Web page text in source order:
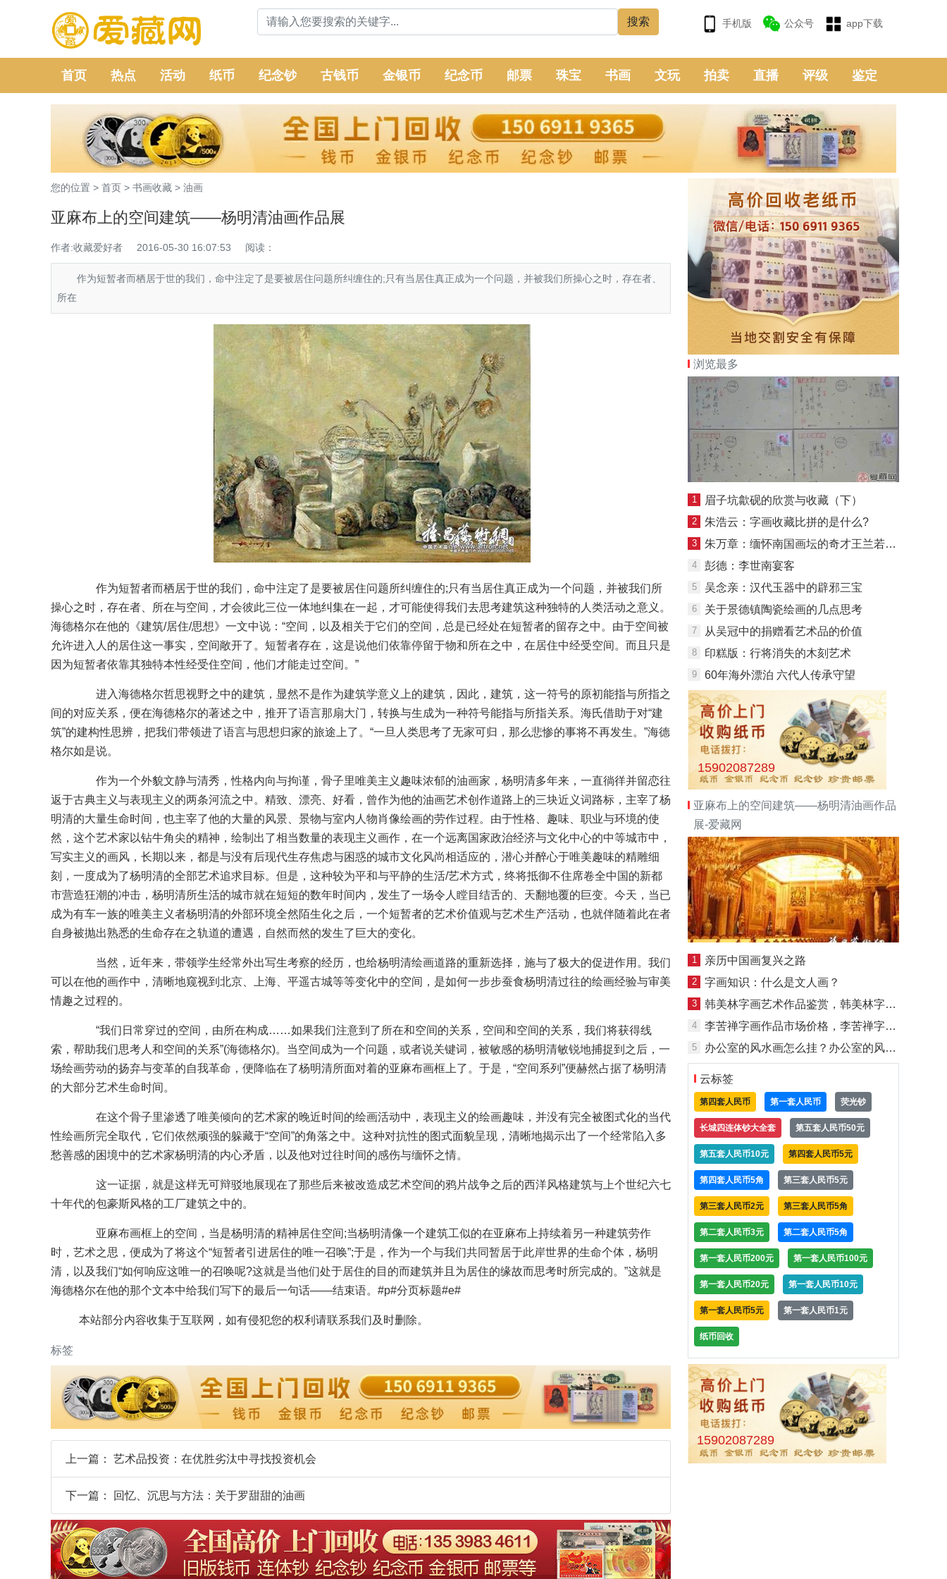
手机版 公众号 app下载
首页 热点 活动 纸币 纪念钞 古钱币 金银币 纪念币 邮票 珠宝 书画 文玩 拍卖 直播 评级 鉴定
您的位置 > 首页 > 书画收藏 > 油画
亚麻布上的空间建筑——杨明清油画作品展
作者:收藏爱好者 2016-05-30 16:07:53 阅读：
作为短暂者而栖居于世的我们，命中注定了是要被居住问题所纠缠住的;只有当居住真正成为一个问题，并被我们所操心之时，存在者、
所在
作为短暂者而栖居于世的我们，命中注定了是要被居住问题所纠缠住的;只有当居住真正成为一个问题，并被我们所
操心之时，存在者、所在与空间，才会彼此三位一体地纠集在一起，才可能使得我们去思考建筑这种独特的人类活动之意义。
海德格尔在他的《建筑/居住/思想》一文中说：“空间，以及相关于它们的空间，总是已经处在短暂者的留存之中。由于空间被
允许进入人的居住这一事实，空间敞开了。短暂者存在，这是说他们依靠停留于物和所在之中，在居住中经受空间。而且只是
因为短暂者依靠其独特本性经受住空间，他们才能走过空间。”
进入海德格尔哲思视野之中的建筑，显然不是作为建筑学意义上的建筑，因此，建筑，这一符号的原初能指与所指之
间的对应关系，便在海德格尔的著述之中，推开了语言那扇大门，转换与生成为一种符号能指与所指关系。海氏借助于对“建
筑”的建构性思辨，把我们带领进了语言与思想归家的旅途上了。“一旦人类思考了无家可归，那么悲惨的事将不再发生。”海德
格尔如是说。
作为一个外貌文静与清秀，性格内向与拘谨，骨子里唯美主义趣味浓郁的油画家，杨明清多年来，一直徜徉并留恋往
返于古典主义与表现主义的两条河流之中。精致、漂亮、好看，曾作为他的油画艺术创作道路上的三块近义词路标，主宰了杨
明清的大量生命时间，也主宰了他的大量的风景、景物与室内人物肖像绘画的劳作过程。由于性格、趣味、职业与环境的使
然，这个艺术家以钻牛角尖的精神，绘制出了相当数量的表现主义画作，在一个远离国家政治经济与文化中心的中等城市中，
写实主义的画风，长期以来，都是与没有后现代生存焦虑与困惑的城市文化风尚相适应的，潜心并醉心于唯美趣味的精雕细
刻，一度成为了杨明清的全部艺术追求目标。但是，这种较为平和与平静的生活/艺术方式，终将抵御不住席卷全中国的新都
市营造狂潮的冲击，杨明清所生活的城市就在短短的数年时间内，发生了一场令人瞠目结舌的、天翻地覆的巨变。今天，当已
成为有车一族的唯美主义者杨明清的外部环境全然陌生化之后，一个短暂者的艺术价值观与艺术生产活动，也就伴随着此在者
自身被抛出熟悉的生命存在之轨道的遭遇，自然而然的发生了巨大的变化。
当然，近年来，带领学生经常外出写生考察的经历，也给杨明清绘画道路的重新选择，施与了极大的促进作用。我们
可以在他的画作中，清晰地窥视到北京、上海、平遥古城等等变化中的空间，是如何一步步蚕食杨明清过往的绘画经验与审美
情趣之过程的。
“我们日常穿过的空间，由所在构成……如果我们注意到了所在和空间的关系，空间和空间的关系，我们将获得线
索，帮助我们思考人和空间的关系”(海德格尔)。当空间成为一个问题，或者说关键词，被敏感的杨明清敏锐地捕捉到之后，一
场绘画劳动的扬弃与变革的自我革命，便降临在了杨明清所面对着的亚麻布画框上了。于是，“空间系列”便赫然占据了杨明清
的大部分艺术生命时间。
在这个骨子里渗透了唯美倾向的艺术家的晚近时间的绘画活动中，表现主义的绘画趣味，并没有完全被图式化的当代
性绘画所完全取代，它们依然顽强的躲藏于“空间”的角落之中。这种对抗性的图式面貌呈现，清晰地揭示出了一个经常陷入多
愁善感的困境中的艺术家杨明清的内心矛盾，以及他对过往时间的感伤与缅怀之情。
这一证据，就是这样无可辩驳地展现在了那些后来被改造成艺术空间的鸦片战争之后的西洋风格建筑与上个世纪六七
十年代的包豪斯风格的工厂建筑之中的。
亚麻布画框上的空间，当是杨明清的精神居住空间;当杨明清像一个建筑工似的在亚麻布上持续着另一种建筑劳作
时，艺术之思，便成为了将这个“短暂者引进居住的唯一召唤”;于是，作为一个与我们共同暂居于此岸世界的生命个体，杨明
清，以及我们“如何响应这唯一的召唤呢?这就是当他们处于居住的目的而建筑并且为居住的缘故而思考时所完成的。”这就是
海德格尔在他的那个文本中给我们写下的最后一句话——结束语。#p#分页标题#e#
本站部分内容收集于互联网，如有侵犯您的权利请联系我们及时删除。
标签
上一篇： 艺术品投资：在优胜劣汰中寻找投资机会
下一篇： 回忆、沉思与方法：关于罗甜甜的油画
浏览最多
1 眉子坑歙砚的欣赏与收藏（下）
2 朱浩云：字画收藏比拼的是什么?
3 朱万章：缅怀南国画坛的奇才王兰若先生
4 彭德：李世南宴客
5 吴念亲：汉代玉器中的辟邪三宝
6 关于景德镇陶瓷绘画的几点思考
7 从吴冠中的捐赠看艺术品的价值
8 印糕版：行将消失的木刻艺术
9 60年海外漂泊 六代人传承守望
15902087289
亚麻布上的空间建筑——杨明清油画作品
展-爱藏网
1 亲历中国画复兴之路
2 字画知识：什么是文人画？
3 韩美林字画艺术作品鉴赏，韩美林字画作品图片赏析
4 李苦禅字画作品市场价格，李苦禅字画作品拍卖价格
5 办公室的风水画怎么挂？办公室的风水画有哪些注意事项？
云标签
第四套人民币 第一套人民币 荧光钞
长城四连体钞大全套 第五套人民币50元
第五套人民币10元 第四套人民币5元
第四套人民币5角 第三套人民币5元
第三套人民币2元 第三套人民币5角
第二套人民币3元 第二套人民币5角
第一套人民币200元 第一套人民币100元
第一套人民币20元 第一套人民币10元
第一套人民币5元 第一套人民币1元
纸币回收
15902087289